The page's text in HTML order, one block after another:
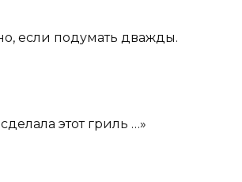
если подумать дважды.
этот гриль …»